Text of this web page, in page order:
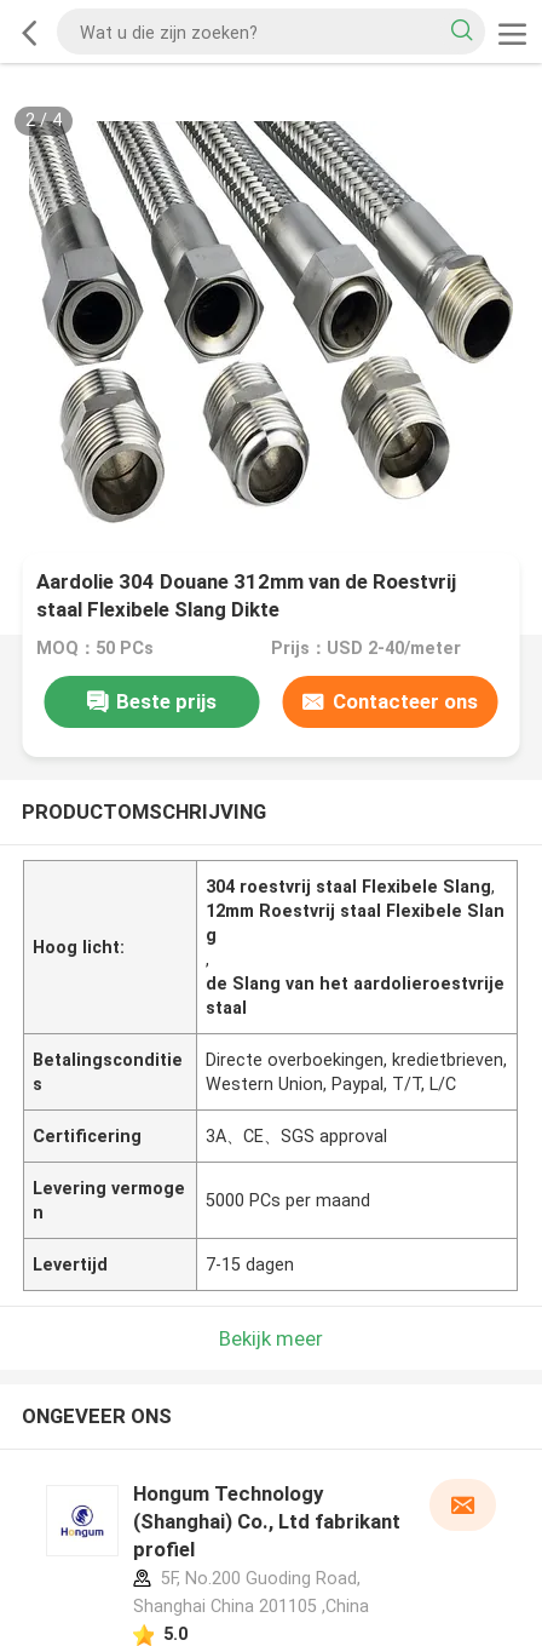
2/4
Aardolie 304 Douane 312mm van de Roestvrij
staal Flexibele Slang Dikte
MOQ：50 PCs Prijs：USD 2-40/meter
Beste prijs Contacteer ons
PRODUCTOMSCHRIJVING
Hoog licht:
304 roestvrij staal Flexibele Slang,
12mm Roestvrij staal Flexibele Slan
g
,
de Slang van het aardolieroestvrije
staal
Betalingsconditie
s
Directe overboekingen, kredietbrieven,
Western Union, Paypal, T/T, L/C
Certificering 3A、CE、SGS approval
Levering vermoge
n
5000 PCs per maand
Levertijd 7-15 dagen
Bekijk meer
ONGEVEER ONS
Hongum Technology
(Shanghai) Co., Ltd fabrikant
profiel
5F, No.200 Guoding Road,
Shanghai China 201105 ,China
5.0